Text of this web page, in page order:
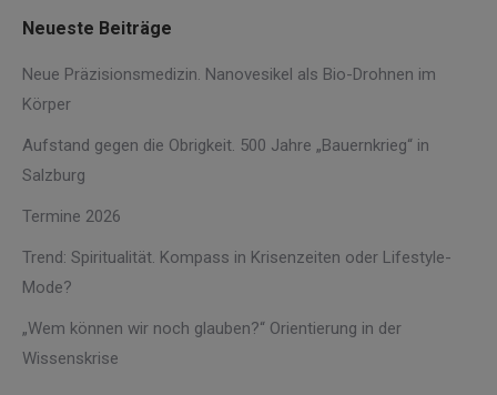
Neueste Beiträge
Neue Präzisionsmedizin. Nanovesikel als Bio-Drohnen im
Körper
Aufstand gegen die Obrigkeit. 500 Jahre „Bauernkrieg“ in
Salzburg
Termine 2026
Trend: Spiritualität. Kompass in Krisenzeiten oder Lifestyle-
Mode?
„Wem können wir noch glauben?“ Orientierung in der
Wissenskrise